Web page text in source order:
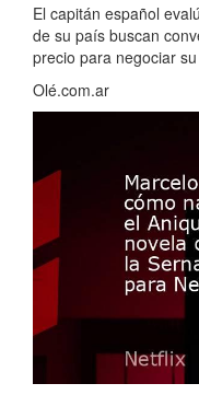
El capitán español
de su país buscan
precio para negociar
Olé.com.ar